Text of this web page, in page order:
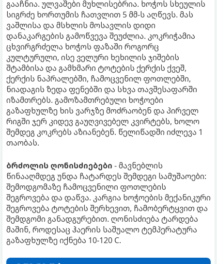
გააჩნია. ულვაშები მუხლისებრია. ხოჭოს სხეულის
სიგრძე ხორთუმის ჩათვლით 5 მმ-ს აღწევს. მას
ვაშლისა და მსხლის მოსავლის დიდი
დანაკარგების გამოწვევა შეუძლია. კოკრიჭამია
ცხვირგრძელა ხოჭოს ფაზაში როგორც
კულტურული, ისე ველური ხეხილის ჯიშების
შტამბისა და გამხმარი ტოტების ქერქის ქვეშ,
ქერქის ნაპრალებში, ჩამოცვენილ ფოთლებში,
ნიადაგის ზედა ფენებში და სხვა თავშესაფარში
იზამთრებს. გამოზამთრებული ხოჭოები
გაზაფხულზე ხის ვარჯზე მოძრაობენ და პირველ
რიგში ჯერ კიდევ გაუღვივებელ კვირტებს, ხოლო
შემდეგ კოკრებს აზიანებენ. წელიწადში იძლევა 1
თაობას.
ბრძოლის ღონისძიებები - მავნებლის
წინააღმდეგ უნდა ჩატარდეს შემდეგი სამუშაოები:
შემოდგომაზე ჩამოცვენილი ფოთლების
შეგროვება და დაწვა. კარგია ხოჭოების მექანიკური
შეგროვება ტოტების შერხევით, ჩამობერტყვით და
შემდგომი განადგურებით. ღონისძიება ტარდება
მაშინ, როდესაც ჰაერის საშუალო ტემპერატურა
გაზაფხულზე იქნება 10-120 C.